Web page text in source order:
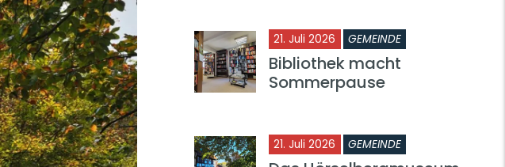
21. Juli 2026 GEMEINDE
Bibliothek macht
Sommerpause
21. Juli 2026 GEMEINDE